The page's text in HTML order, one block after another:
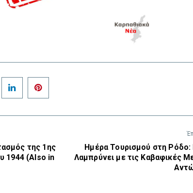
Twitter LinkedIn
της 1ης
1944 (Also in
Ημέρα Τουρισμού στη
Λαμπρύνει με τις Καβαφικές